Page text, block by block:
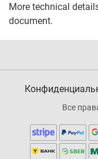
More technical
document.
Все